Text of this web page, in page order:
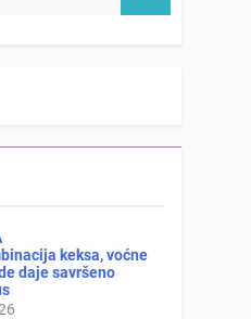
keksa, voćne
daje savršeno